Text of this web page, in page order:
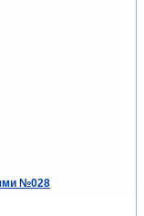
№028